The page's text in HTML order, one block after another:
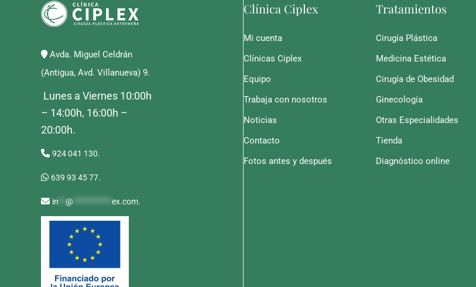
Avda. Miguel Celdrán
(Antigua, Avd. Villanueva) 9.
Lunes a Viernes 10:00h
– 14:00h, 16:00h –
20:00h.
924 041 130.
639 93 45 77.
in @ ex.com.
Clínica Ciplex
Mi cuenta
Clínicas Ciplex
Equipo
Trabaja con nosotros
Noticias
Contacto
Fotos antes y después
Tratamientos
Cirugía Plástica
Medicina Estética
Cirugía de Obesidad
Ginecología
Otras Especialidades
Tienda
Diagnóstico online